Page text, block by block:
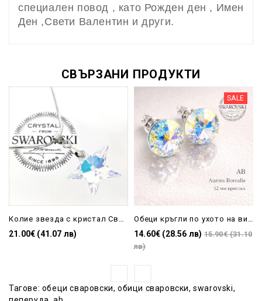
специален повод , като Рожден ден , Имен
Ден ,Свети Валентин и други.
СВЪРЗАНИ ПРОДУКТИ
21.00€ (41.07 лв)
SALE
14.60€ (28.56 лв) 15.90€ (31.10
лв)
Тагове: обеци сваровски,обици сваровски,swarovski,